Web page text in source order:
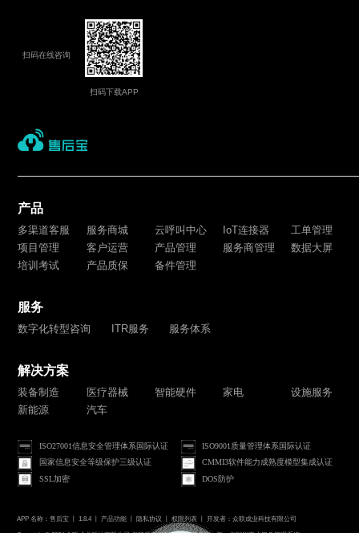
扫码在线咨询
扫码下载APP
产品
多渠道客服 服务商城 云呼叫中心 IoT连接器
工单管理
项目管理
客户运营 产品管理 服务商管理
数据大屏
培训考试
产品质保 备件管理
服务
数字化转型咨询 ITR服务 服务体系
解决方案
装备制造 医疗器械 智能硬件 家电
设施服务
新能源
汽车
ISO27001信息安全管理体系国际认证
ISO9001质量管理体系国际认证
国家信息安全等级保护三级认证
CMMI3软件能力成熟度模型集成认证
SSL加密
DOS防护
APP 名称：售后宝 丨 1.8.4 丨 产品功能 丨 隐私协议 丨 权限列表 丨 开发者：众联成业科技有限公司